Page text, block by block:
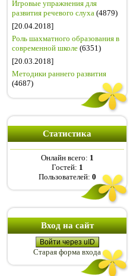
Игровые упражнения для
развития речевого слуха (4879)
[20.04.2018]
Роль шахматного образования в
современной школе (6351)
[20.03.2018]
Методики раннего развития
(4687)
Статистика
Онлайн всего: 1
Гостей: 1
Пользователей: 0
Вход на сайт
Войти через uID
Старая форма входа